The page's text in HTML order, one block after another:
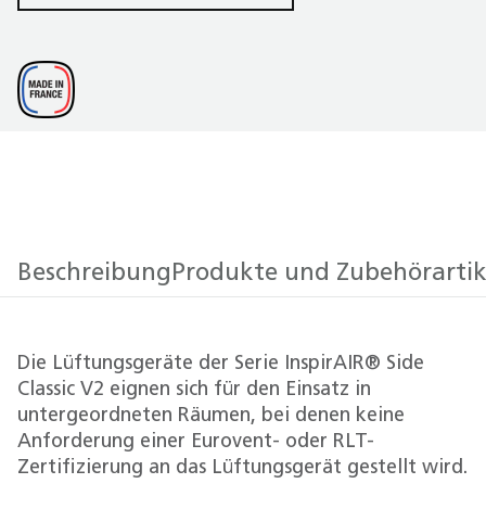
BeschreibungProdukte und
Die Lüftungsgeräte der Serie InspirAIR® Side
Classic V2 eignen sich für den Einsatz in
untergeordneten Räumen, bei denen keine
Anforderung einer Eurovent- oder RLT-
Zertifizierung an das Lüftungsgerät gestellt wird.